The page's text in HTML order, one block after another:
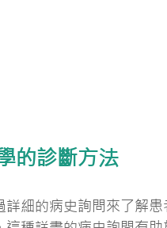
的診斷方法
詳細的病史詢問來了解